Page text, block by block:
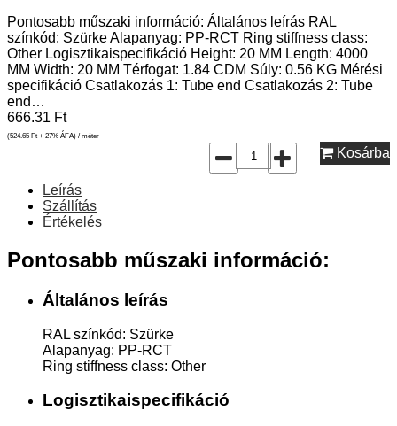
Pontosabb műszaki információ: Általános leírás RAL
színkód: Szürke Alapanyag: PP-RCT Ring stiffness class:
Other Logisztikaispecifikáció Height: 20 MM Length: 4000
MM Width: 20 MM Térfogat: 1.84 CDM Súly: 0.56 KG Mérési
specifikáció Csatlakozás 1: Tube end Csatlakozás 2: Tube
end…
666.31 Ft
(524.65 Ft + 27% ÁFA) / méter
Kosárba
Leírás
Szállítás
Értékelés
Pontosabb műszaki információ:
Általános leírás
RAL színkód: Szürke
Alapanyag: PP-RCT
Ring stiffness class: Other
Logisztikaispecifikáció